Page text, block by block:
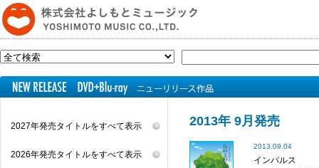
2027年発売タイトルをすべて表示
2026年発売タイトルをすべて表示
2013年 9月発売
2013.09.04
インパルス